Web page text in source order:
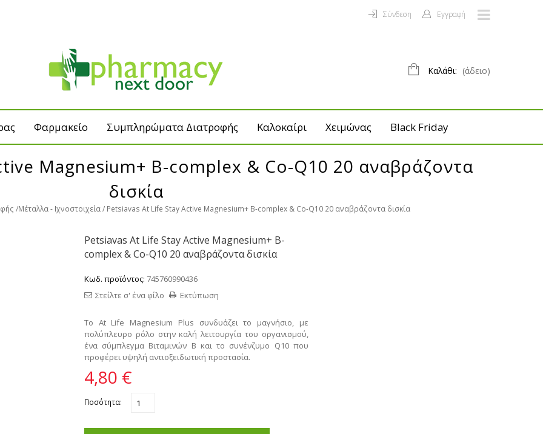
Σύνδεση Εγγραφή
Καλάθι: (άδειο)
Φαρμακείο Συμπληρώματα Διατροφής Καλοκαίρι Χειμώνας Black Friday
Magnesium+ B-complex & Co-Q10 20 αναβράζοντα
δισκία
Μέταλλα - Ιχνοστοιχεία Petsiavas At Life Stay Active Magnesium+ B-complex & Co-Q10 20 αναβράζοντα δισκία
Petsiavas At Life Stay Active Magnesium+ B-
complex & Co-Q10 20 αναβράζοντα δισκία
Κωδ. προϊόντος: 745760990436
Εκτύπωση
Στείλτε σ' ένα φίλο
To At Life Μagnesium Plus συνδυάζει το μαγνήσιο, με
πολύπλευρο ρόλο στην καλή λειτουργία του οργανισμού,
ένα σύμπλεγμα Βιταμινών Β και το συνένζυμο Q10 που
προφέρει υψηλή αντιοξειδωτική προστασία.
4,80 €
Ποσότητα: